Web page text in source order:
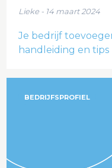
Lieke - 14 maart 2024
Je bedrijf
handleiding en tips
BEDRIJFSPROFIEL